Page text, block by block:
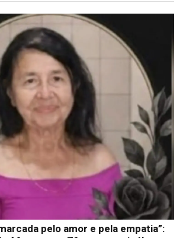
pelo amor e pela empatia”: